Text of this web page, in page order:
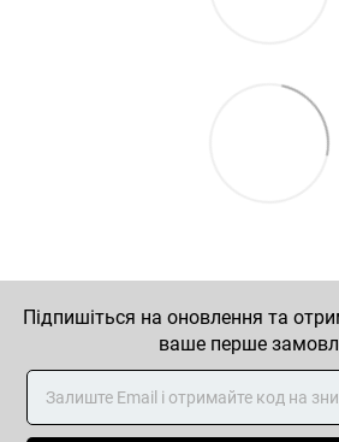
Підпишіться на оновлення та
ваше перше